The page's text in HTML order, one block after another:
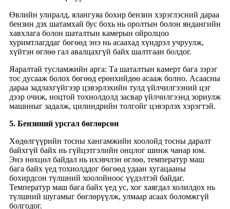
Өвлийн улиралд, ялангуяа бохир бензин хэрэглэсний дараа
бензин дэх шатамхай бус бохь нь оролтын болон яндангийн
хавхлага болон шаталтын камерын ойролцоо
хуримтлагддаг бөгөөд энэ нь асаахад хүндрэл учруулж,
хүйтэн өглөө гал авалцахгүй байх шалтгаан болдог.
Яаралтай тусламжийн арга: Та шаталтын камерт бага зэрэг
тос дусааж болох бөгөөд ерөнхийдөө асааж болно. Асаасны
дараа задлахгүйгээр цэвэрлэхийн тулд үйлчилгээний цэг
дээр очиж, ноцтой тохиолдолд засвар үйлчилгээнд зориулж
машиныг задалж, цилиндрийн толгойг цэвэрлэх хэрэгтэй.
5. Бензиний урсгал бөглөрсөн
Хөдөлгүүрийн тосны хангамжийн хоолойд тосны даралт
байхгүй байх нь гүйцэтгэлийн онцлог шинж чанар юм.
Энэ нөхцөл байдал нь ихэвчлэн өглөө, температур маш
бага байх үед тохиолддог бөгөөд удаан хугацааны
бохирдсон түлшний хоолойноос үүдэлтэй байдаг.
Температур маш бага байх үед ус, хог хаягдал холилдох нь
түлшний шугамыг бөглөрүүлж, улмаар асаах боломжгүй
болгодог.